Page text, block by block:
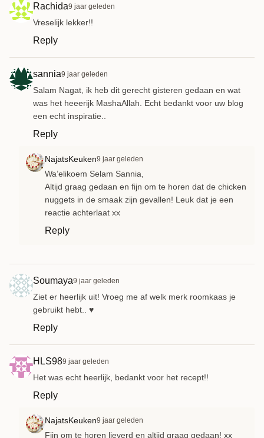
Rachida9 jaar geleden
Vreselijk lekker!!
Reply
sannia9 jaar geleden
Salam Nagat, ik heb dit gerecht gisteren gedaan en wat
was het heeerijk MashaAllah. Echt bedankt voor uw blog
een echt inspiratie..
Reply
NajatsKeuken9 jaar geleden
Wa’elikoem Selam Sannia,
Altijd graag gedaan en fijn om te horen dat de chicken
nuggets in de smaak zijn gevallen! Leuk dat je een
reactie achterlaat xx
Reply
Soumaya9 jaar geleden
Ziet er heerlijk uit! Vroeg me af welk merk roomkaas je
gebruikt hebt.. ♥️
Reply
HLS989 jaar geleden
Het was echt heerlijk, bedankt voor het recept!!
Reply
NajatsKeuken9 jaar geleden
Fijn om te horen lieverd en altijd graag gedaan! xx